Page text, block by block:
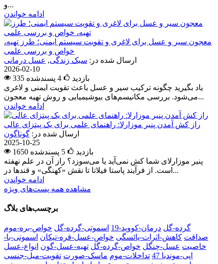
و...
ادامه خواندن
معجون سیر و عسل برای لاغری و تقویت سیستم ایمنی؛ طرز تهیه،
خواص و بررسی علمی
ارسال شده در: سبک زندگی, عسل درمانی
2026-02-10
335 بازدید
4 پسندشده
یاد بگیرید چگونه ترکیب سیر و عسل باعث تقویت ایمنی و لاغری
می‌شود. بررسی مکانیسم‌های بیوشیمیایی و روش تهیه معجون...
ادامه خواندن
راز کش آمدن پنیر موزارلا: راهنمای علمی برای یک پیتزای عالی
ارسال شده در: گوناگون
2025-10-25
1650 بازدید
5 پسندشده
پنیر موزارلای شما کش نمی‌آید یا می‌سوزد؟ راز آن در علم نهفته
است. از فرآیند پاستا فیلاتا تا نقش «کهنگی» و قندها در...
ادامه خواندن
مشاهده همه پست‌های ویژه
برچسب‌های بلاگ
گرده-گل درمان-کووید-19 اسموتی-گرده-گل خواص-بره-موم
صداقت کاهش-اثرات-یائسگی خواص-عسل-قره-تیکان اسموتی-با-
خاصیت عسل-چنگل خواص-گرده-گل تهیه-عسل-گون انواع-عسل
اپی-موندیا 47
تداخلات-موم ماسک-صورت تقویت-میل-جنسی